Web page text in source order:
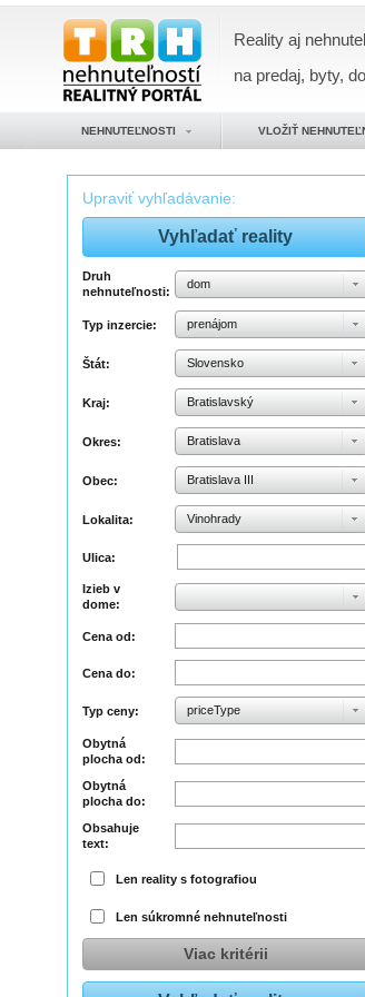
Reality aj
na predaj, byty,
NEHNUTEĽNOSTI VLOŽIŤ
Upraviť vyhľadávanie:
Druh
nehnuteľnosti:
dom
Typ inzercie: prenájom
Štát: Slovensko
Kraj: Bratislavský
Okres: Bratislava
Obec: Bratislava III
Lokalita: Vinohrady
Ulica:
Izieb v
dome:
Cena od:
Cena do:
Typ ceny: priceType
Obytná
plocha od:
Obytná
plocha do:
Obsahuje
text:
Len reality s fotografiou
Len súkromné nehnuteľnosti
Viac kritérii